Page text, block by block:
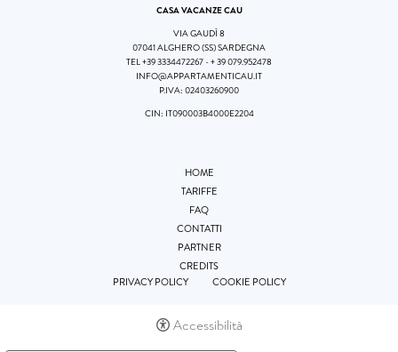
CASA VACANZE CAU
VIA GAUDÌ 8
07041 ALGHERO (SS) SARDEGNA
TEL+39 3334472267 -+ 39 079.952478
INFO@APPARTAMENTICAU.IT
P.IVA: 02403260900
CIN: IT090003B4000E2204
HOME
TARIFFE
FAQ
CONTATTI
PARTNER
CREDITS
PRIVACY POLICY
COOKIE POLICY
Accessibilità